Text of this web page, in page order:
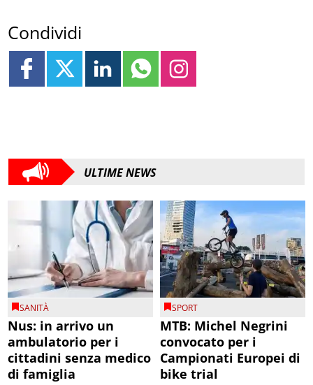
Condividi
ULTIME NEWS
SANITÀ
Nus: in arrivo un
ambulatorio per i
cittadini senza medico
di famiglia
SPORT
MTB: Michel Negrini
convocato per i
Campionati Europei di
bike trial